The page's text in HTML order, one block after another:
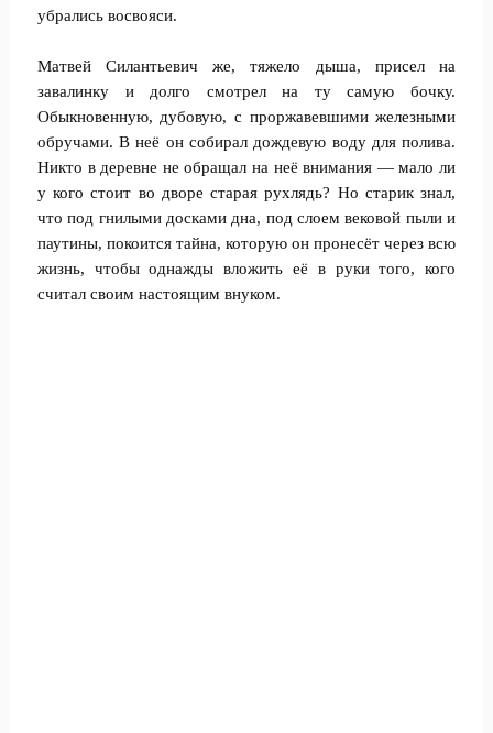
убрались восвояси.
Матвей Силантьевич же, тяжело дыша, присел на
завалинку и долго смотрел на ту самую бочку.
Обыкновенную, дубовую, с проржавевшими железными
обручами. В неё он собирал дождевую воду для полива.
Никто в деревне не обращал на неё внимания — мало ли
у кого стоит во дворе старая рухлядь? Но старик знал,
что под гнилыми досками дна, под слоем вековой пыли и
паутины, покоится тайна, которую он пронесёт через всю
жизнь, чтобы однажды вложить её в руки того, кого
считал своим настоящим внуком.